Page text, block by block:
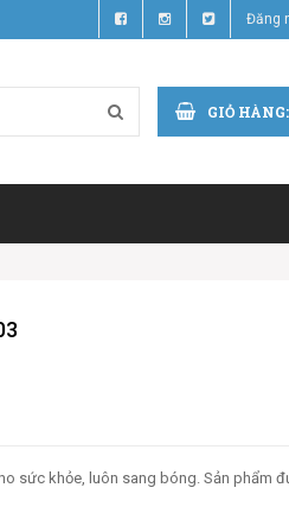
Đăng
GIỎ HÀNG:
sức khỏe, luôn sang bóng. Sản phẩm